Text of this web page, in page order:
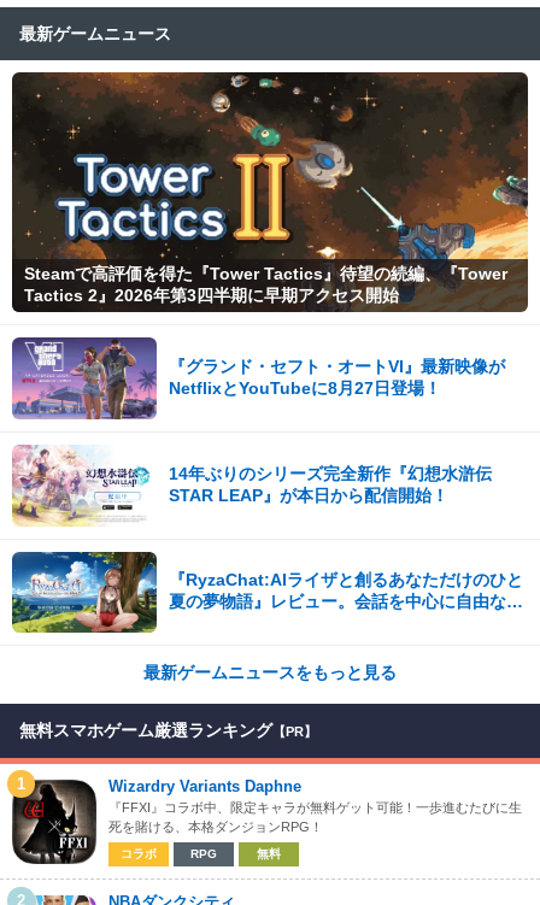
最新ゲームニュース
Steamで高評価を得た『Tower Tactics』待望の続編、『Tower
Tactics 2』2026年第3四半期に早期アクセス開始
『グランド・セフト・オートVI』最新映像が
NetflixとYouTubeに8月27日登場！
14年ぶりのシリーズ完全新作『幻想水滸伝
STAR LEAP』が本日から配信開始！
『RyzaChat:AIライザと創るあなただけのひと
夏の夢物語』レビュー。会話を中心に自由な冒
最新ゲームニュースをもっと見る
無料スマホゲーム厳選ランキング 【PR】
1 Wizardry Variants Daphne
『FFXI』コラボ中、限定キャラが無料ゲット可能！一歩進むたびに生
死を賭ける、本格ダンジョンRPG！
コラボ RPG 無料
2